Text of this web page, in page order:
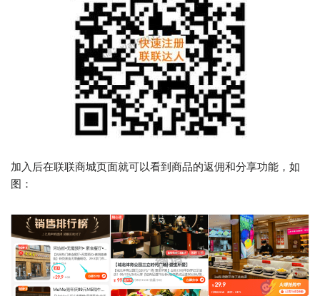
加入后在联联商城页面就可以看到商品的返佣和分享功能，如
图：